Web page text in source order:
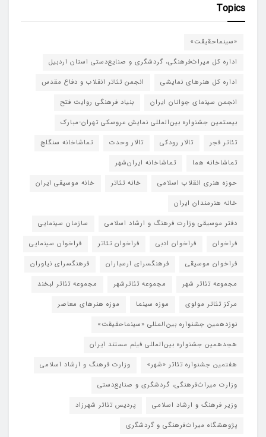
Topics
«سینماحقیقت»
اداره کل میراث‌فرهنگی، گردشگری و صنایع‌دستی استان اردبیل
اداره کل هنرهای نمایشی
انجمن تئاتر انقلاب و دفاع مقدس
انجمن سینمای جوانان ایران
بنیاد فرهنگی روایت فتح
بیستمین جشنواره بین‌المللی نمایش عروسکی تهران-مبارک
تئاتر فجر
تالار رودکی تالار وحدت
تماشاخانه سنگلج
تماشاخانه هما
تماشاخانه‌ ایران‌شهر
حوزه هنری انقلاب اسلامی
خانه تئاتر
خانه موسیقی ایران
خانه هنرمندان ایران
دفتر موسیقی وزارت فرهنگ و ارشاد اسلامی
سازمان سینمایی
فراخوان
فراخوان ادبی فراخوان تئاتر
فراخوان سینمایی
فراخوان موسیقی
فرهنگسرای ارسباران
فرهنگسرای نیاوران
مجموعه تئاتر شهر
مجموعه تئاترشهر
مجموعه تئاتر لبخند
مرکز تئاتر مولوی
موزه سینما
موزه هنرهای معاصر
نوزدهمین جشنواره بین‌المللی «سینماحقیقت»
هجدهمین جشنواره بین‌المللی فیلم مستند ایران
هفتمین جشنواره تئاتر «شهر»
وزارت فرهنگ و ارشاد اسلامی
وزارت میراث‌فرهنگی، گردشگری و صنایع‌دستی
وزیر فرهنگ و ارشاد اسلامی
پردیس تئاتر شهرزاد
پژوهشگاه میراث‌فرهنگی و گردشگری